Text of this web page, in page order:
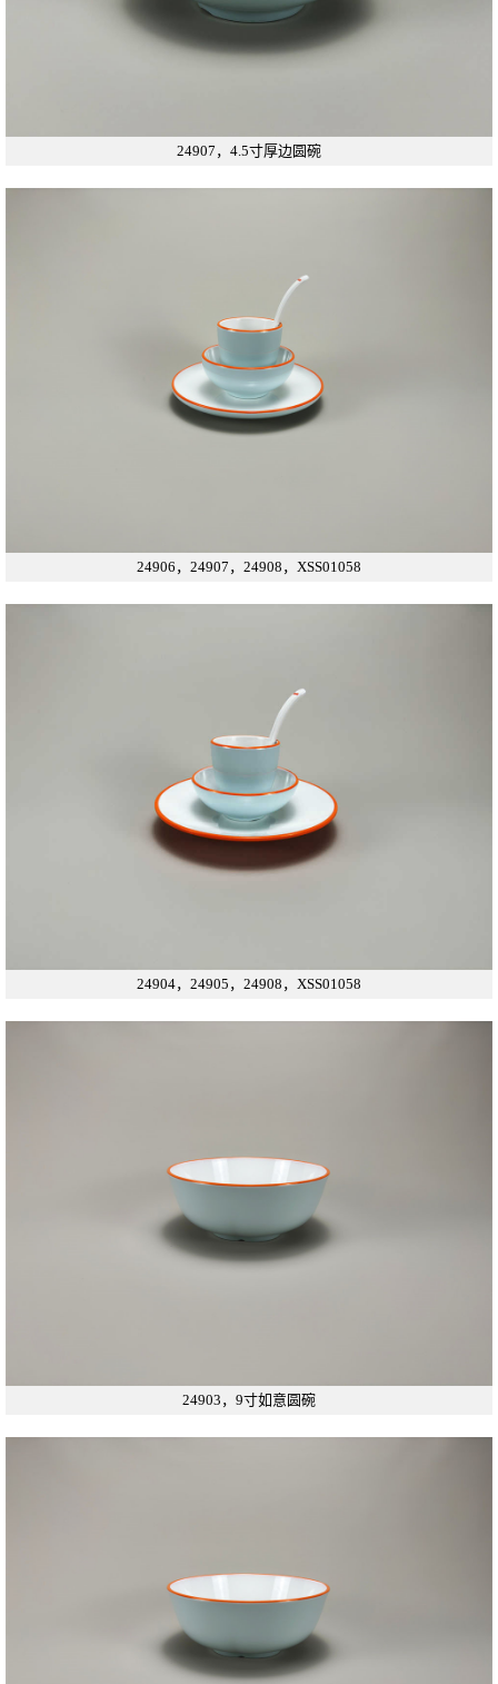
24907，4.5寸厚边圆碗
24906，24907，24908，XSS01058
24904，24905，24908，XSS01058
24903，9寸如意圆碗